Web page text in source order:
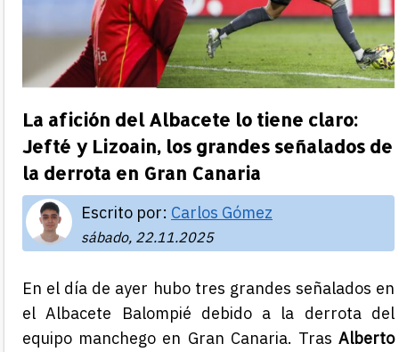
La afición del Albacete lo tiene claro:
Jefté y Lizoain, los grandes señalados de
la derrota en Gran Canaria
Escrito por: Carlos Gómez
sábado, 22.11.2025
En el día de ayer hubo tres grandes señalados en
el Albacete Balompié debido a la derrota del
equipo manchego en Gran Canaria. Tras Alberto